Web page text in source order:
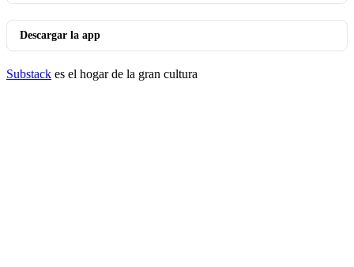
Descargar la app
Substack es el hogar de la gran cultura